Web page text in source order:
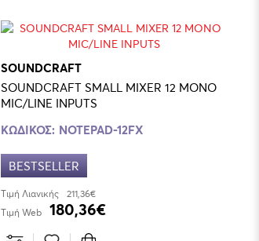
SOUNDCRAFT
SOUNDCRAFT SMALL MIXER 12 MONO
MIC/LINE INPUTS
ΚΩΔΙΚΟΣ: NOTEPAD-12FX
BESTSELLER
Τιμή Λιανικής
211,36€
Τιμή Web
180,36€